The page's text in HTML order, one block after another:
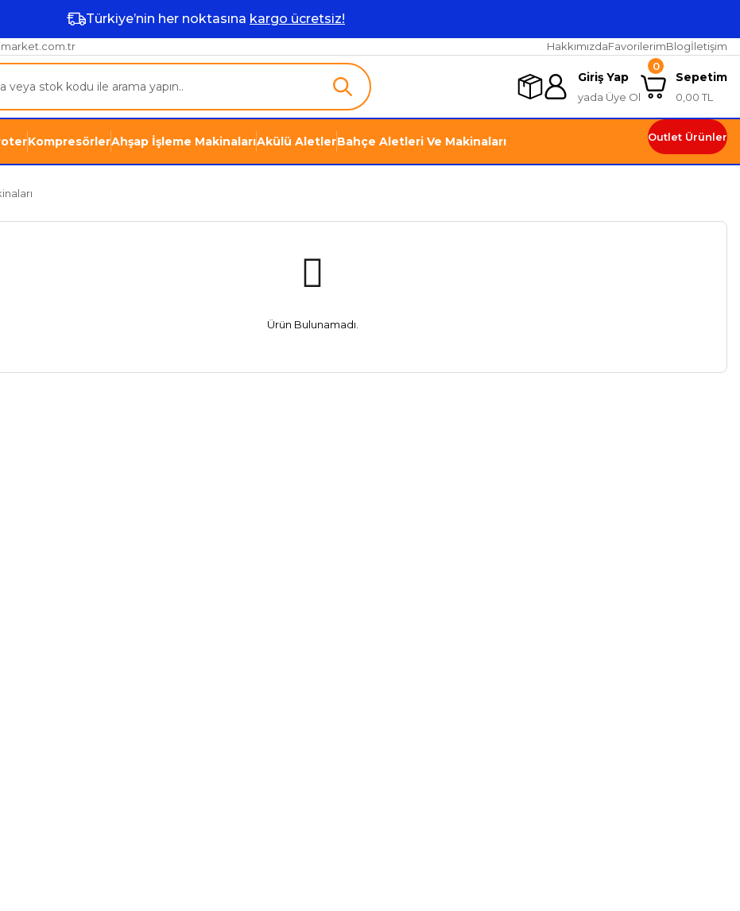
Türkiye’nin her noktasına kargo ücretsiz!
HakkımızdaFavorilerimBlogİletişim
Giriş Yap
yada Üye Ol
0
Sepetim
0,00 TL
KompresörlerAhşap İşleme MakinalarıAkülü AletlerBahçe Aletleri Ve Makinaları Outlet Ürünler
Ürün Bulunamadı.